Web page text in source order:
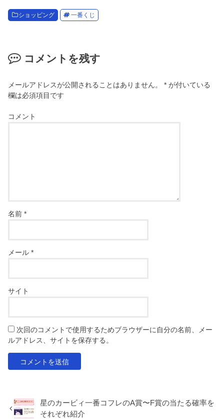
ショッピング 一番くじ
コメントを残す
メールアドレスが公開されることはありません。 * が付いている
欄は必須項目です
コメント
名前*
メール*
サイト
次回のコメントで使用するためブラウザーに自分の名前、メー
ルアドレス、サイトを保存する。
星のカービィ一番コフレのA賞〜F賞の当たる確率を
それぞれ紹介